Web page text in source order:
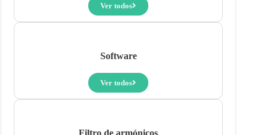
Ver todos
Software
Ver todos
Filtro de armónicos